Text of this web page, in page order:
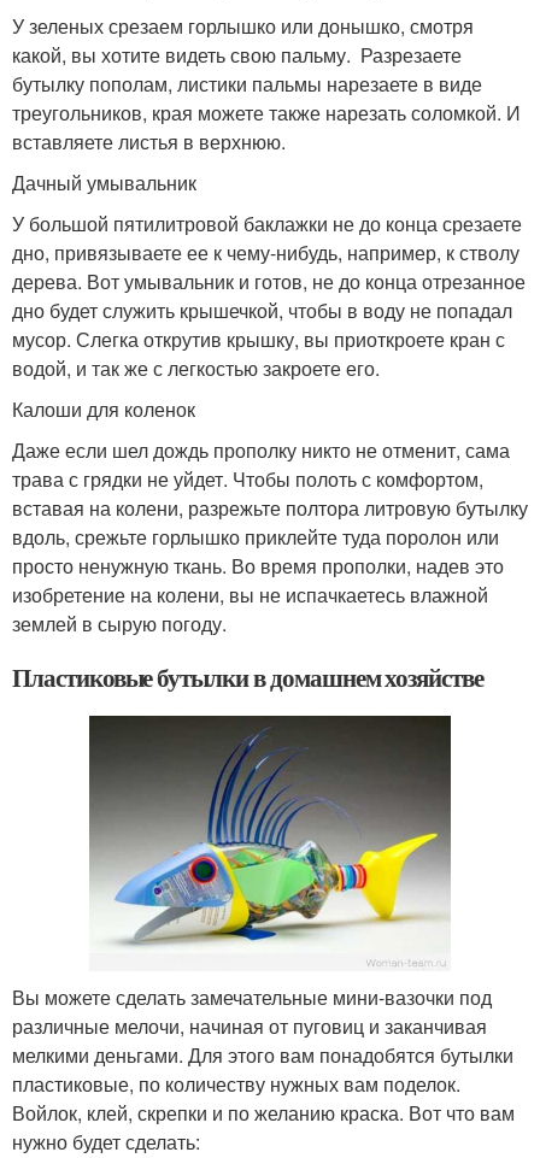
У зеленых срезаем горлышко или донышко, смотря
какой, вы хотите видеть свою пальму. Разрезаете
бутылку пополам, листики пальмы нарезаете в виде
треугольников, края можете также нарезать соломкой. И
вставляете листья в верхнюю.
Дачный умывальник
У большой пятилитровой баклажки не до конца срезаете
дно, привязываете ее к чему-нибудь, например, к стволу
дерева. Вот умывальник и готов, не до конца отрезанное
дно будет служить крышечкой, чтобы в воду не попадал
мусор. Слегка открутив крышку, вы приоткроете кран с
водой, и так же с легкостью закроете его.
Калоши для коленок
Даже если шел дождь прополку никто не отменит, сама
трава с грядки не уйдет. Чтобы полоть с комфортом,
вставая на колени, разрежьте полтора литровую бутылку
вдоль, срежьте горлышко приклейте туда поролон или
просто ненужную ткань. Во время прополки, надев это
изобретение на колени, вы не испачкаетесь влажной
землей в сырую погоду.
Пластиковые бутылки в домашнем хозяйстве
Вы можете сделать замечательные мини-вазочки под
различные мелочи, начиная от пуговиц и заканчивая
мелкими деньгами. Для этого вам понадобятся бутылки
пластиковые, по количеству нужных вам поделок.
Войлок, клей, скрепки и по желанию краска. Вот что вам
нужно будет сделать: